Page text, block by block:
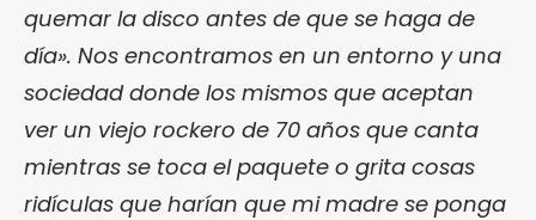
quemar la disco antes de que se haga de
día». Nos encontramos en un entorno y una
sociedad donde los mismos que aceptan
ver un viejo rockero de 70 años que canta
mientras se toca el paquete o grita cosas
ridículas que harían que mi madre se ponga